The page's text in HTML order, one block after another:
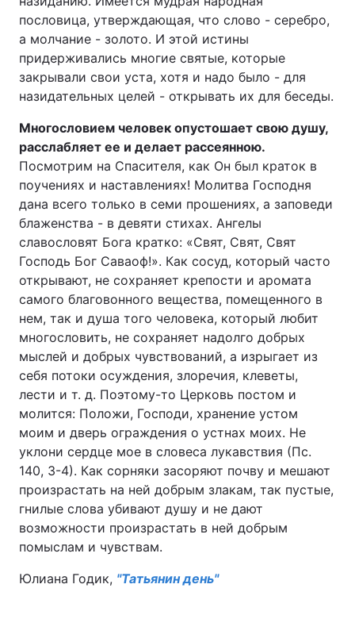
пословица, утверждающая, что слово - серебро,
а молчание - золото. И этой истины
придерживались многие святые, которые
закрывали свои уста, хотя и надо было - для
назидательных целей - открывать их для беседы.
Многословием человек опустошает свою душу,
расслабляет ее и делает рассеянною.
Посмотрим на Спасителя, как Он был краток в
поучениях и наставлениях! Молитва Господня
дана всего только в семи прошениях, а заповеди
блаженства - в девяти стихах. Ангелы
славословят Бога кратко: «Свят, Свят, Свят
Господь Бог Саваоф!». Как сосуд, который часто
открывают, не сохраняет крепости и аромата
самого благовонного вещества, помещенного в
нем, так и душа того человека, который любит
многословить, не сохраняет надолго добрых
мыслей и добрых чувствований, а изрыгает из
себя потоки осуждения, злоречия, клеветы,
лести и т. д. Поэтому-то Церковь постом и
молится: Положи, Господи, хранение устом
моим и дверь ограждения о устнах моих. Не
уклони сердце мое в словеса лукавствия (Пс.
140, 3-4). Как сорняки засоряют почву и мешают
произрастать на ней добрым злакам, так пустые,
гнилые слова убивают душу и не дают
возможности произрастать в ней добрым
помыслам и чувствам.
Юлиана Годик, "Татьянин день"